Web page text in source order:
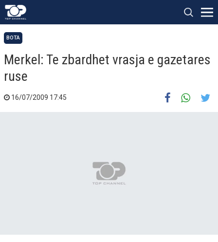
BOTA
Merkel: Te zbardhet vrasja e gazetares
ruse
16/07/2009 17:45